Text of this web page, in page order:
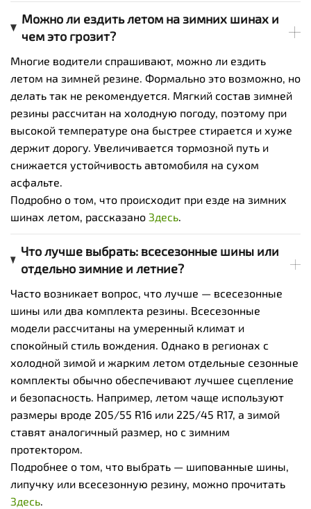
Можно ли ездить летом на зимних шинах и
чем это грозит?
Многие водители спрашивают, можно ли ездить
летом на зимней резине. Формально это возможно, но
делать так не рекомендуется. Мягкий состав зимней
резины рассчитан на холодную погоду, поэтому при
высокой температуре она быстрее стирается и хуже
держит дорогу. Увеличивается тормозной путь и
снижается устойчивость автомобиля на сухом
асфальте.
Подробно о том, что происходит при езде на зимних
шинах летом, рассказано Здесь.
Что лучше выбрать: всесезонные шины или
отдельно зимние и летние?
Часто возникает вопрос, что лучше — всесезонные
шины или два комплекта резины. Всесезонные
модели рассчитаны на умеренный климат и
спокойный стиль вождения. Однако в регионах с
холодной зимой и жарким летом отдельные сезонные
комплекты обычно обеспечивают лучшее сцепление
и безопасность. Например, летом чаще используют
размеры вроде 205/55 R16 или 225/45 R17, а зимой
ставят аналогичный размер, но с зимним
протектором.
Подробнее о том, что выбрать — шипованные шины,
липучку или всесезонную резину, можно прочитать
Здесь.